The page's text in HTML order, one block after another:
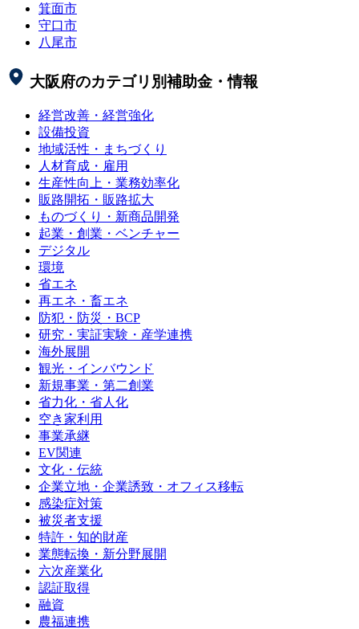
箕面市
守口市
八尾市
大阪府のカテゴリ別補助金・情報
経営改善・経営強化
設備投資
地域活性・まちづくり
人材育成・雇用
生産性向上・業務効率化
販路開拓・販路拡大
ものづくり・新商品開発
起業・創業・ベンチャー
デジタル
環境
省エネ
再エネ・畜エネ
防犯・防災・BCP
研究・実証実験・産学連携
海外展開
観光・インバウンド
新規事業・第二創業
省力化・省人化
空き家利用
事業承継
EV関連
文化・伝統
企業立地・企業誘致・オフィス移転
感染症対策
被災者支援
特許・知的財産
業態転換・新分野展開
六次産業化
認証取得
融資
農福連携